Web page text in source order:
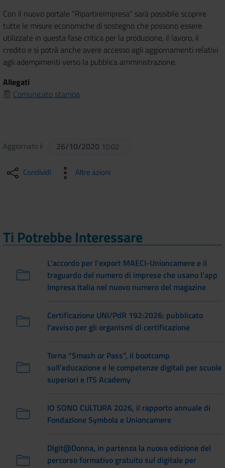
Con il nuovo portale “RipartireImpresa” sarà possibile scoprire
tutte le misure economiche di sostegno che possono essere
utilizzate in questa fase critica per la produzione, il lavoro, il
credito e si potrà anche avere accesso agli aggiornamenti relativi
agli adempimenti verso la pubblica amministrazione.
Allegati
Comunicato stampa
Aggiornato il 26/10/2020 10:02
Condividi Altre azioni
Ti Potrebbe Interessare
L'accordo per l'export MAECI-Unioncamere e il
traguardo del numero di imprese che usano l'app
Impresa Italia nel nuovo numero del magazine
Certificazione UNI/PdR 192:2026: pubblicato
l'avviso per gli organismi di certificazione
Torna “Smash or Pass”, il bootcamp
sull’educazione e le competenze digitali per scuole
superiori e ITS Academy
IO SONO CULTURA 2026, il rapporto annuale di
Fondazione Symbola e Unioncamere
Digit@Donna, in partenza la nuova edizione del
percorso formativo gratuito sul digitale per